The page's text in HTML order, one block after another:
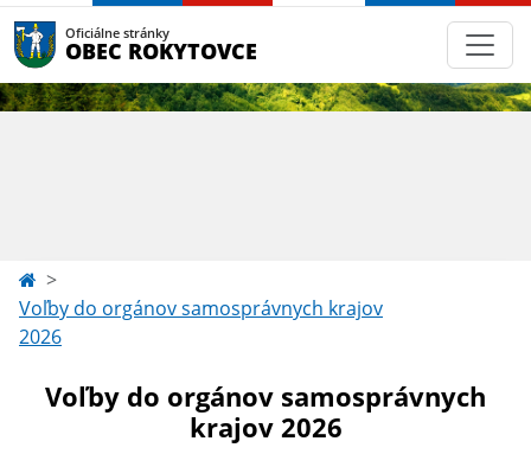
Oficiálne stránky
OBEC ROKYTOVCE
Voľby do orgánov samosprávnych krajov
2026
Voľby do orgánov samosprávnych
krajov 2026